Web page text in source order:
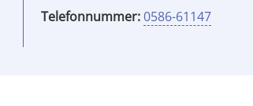
Telefonnummer:0586-61147